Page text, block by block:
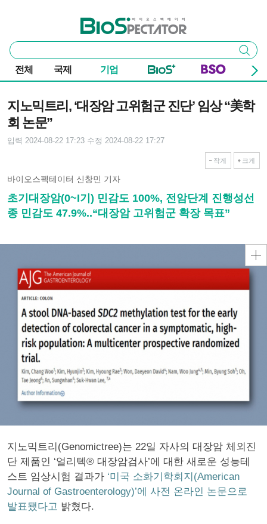
바이오스펙테이터
통
합
검
색
검색
전체 국제 기업
지노믹트리, ‘대장암 고위험군 진단’ 임상 “美학
회 논문”
입력 2024-08-22 17:23 수정 2024-08-22 17:27
작게 크게
바이오스펙테이터 신창민 기자
초기대장암(0~I기) 민감도 100%, 전암단계 진행성선
종 민감도 47.9%..“대장암 고위험군 확장 목표”
지노믹트리(Genomictree)는 22일 자사의 대장암 체외진
단 제품인 ‘얼리텍® 대장암검사’에 대한 새로운 성능테
스트 임상시험 결과가 ‘미국 소화기학회지(American
Journal of Gastroenterology)’에 사전 온라인 논문으로
발표됐다고 밝혔다.